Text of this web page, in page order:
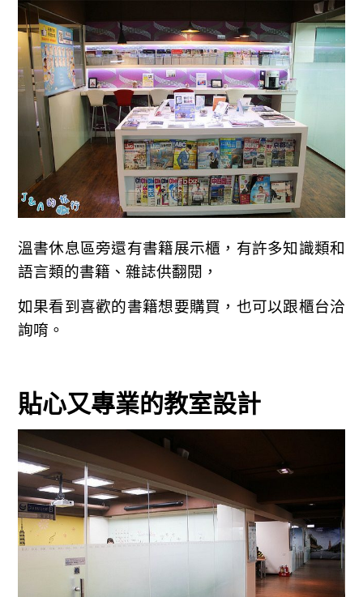
溫書休息區旁還有書籍展示櫃，有許多知識類和
語言類的書籍、雜誌供翻閱，
如果看到喜歡的書籍想要購買，也可以跟櫃台洽
詢唷。
貼心又專業的教室設計